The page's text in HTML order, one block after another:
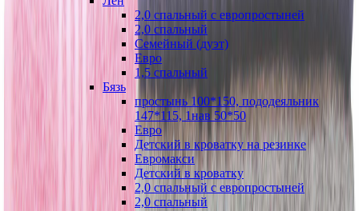
2,0 спальный с европростыней
2,0 спальный
Семейный (дуэт)
Евро
1,5 спальный
Бязь
простынь 100*150, пододеяльник
147*115, 1нав 50*50
Евро
Детский в кроватку на резинке
Евромакси
Детский в кроватку
2,0 спальный с европростыней
2,0 спальный